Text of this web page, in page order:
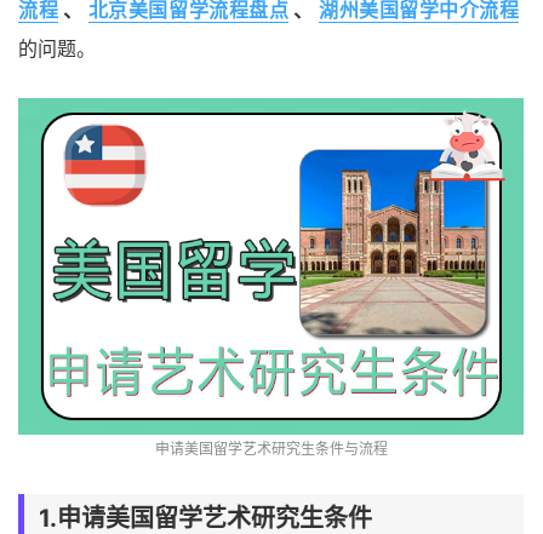
流程 、 北京美国留学流程盘点 、
湖州美国留学中介流程
的问题。
申请美国留学艺术研究生条件与流程
1.申请美国留学艺术研究生条件